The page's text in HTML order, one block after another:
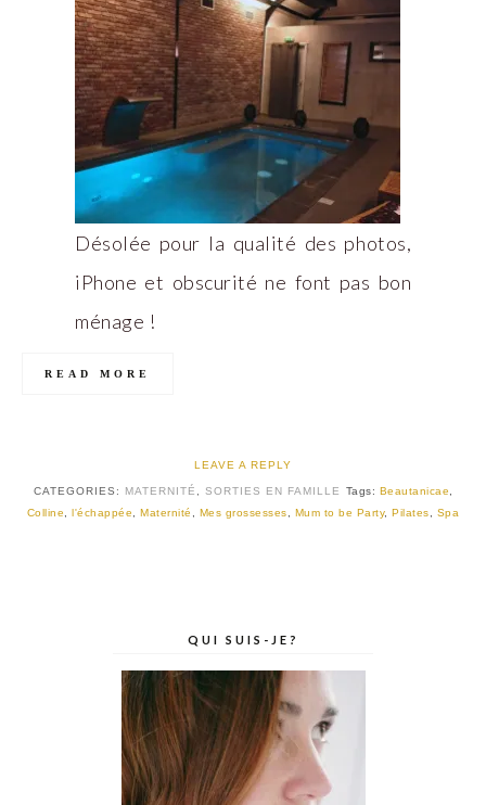
Désolée pour la qualité des photos,
iPhone et obscurité ne font pas bon
ménage !
READ MORE
LEAVE A REPLY
CATEGORIES: MATERNITÉ SORTIES EN FAMILLE Tags: Beautanicae
Colline
,l'échappée ,Maternité Mes grossesses Mum to be Party,Pilates Spa
QUI SUIS-JE?